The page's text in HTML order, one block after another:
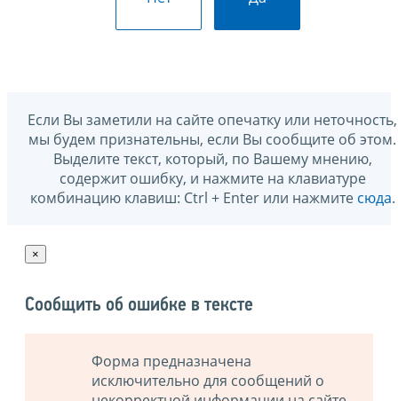
Если Вы заметили на сайте опечатку или неточность,
мы будем признательны, если Вы сообщите об этом.
Выделите текст, который, по Вашему мнению,
содержит ошибку, и нажмите на клавиатуре
комбинацию клавиш: Ctrl + Enter или нажмите сюда.
×
Сообщить об ошибке в тексте
Форма предназначена
исключительно для сообщений о